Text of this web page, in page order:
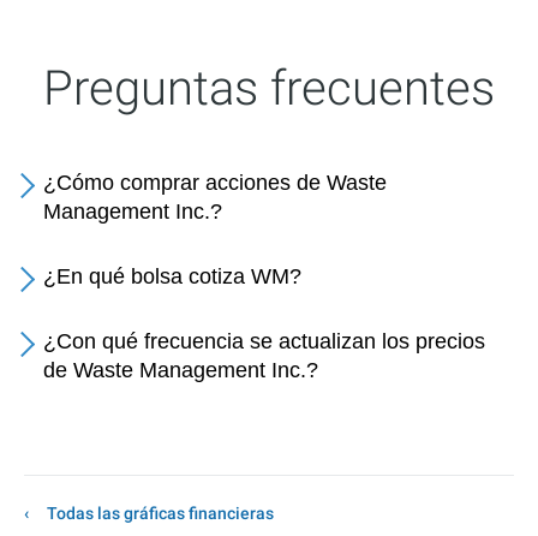
Preguntas frecuentes
¿Cómo comprar acciones de Waste
Management Inc.?
¿En qué bolsa cotiza WM?
¿Con qué frecuencia se actualizan los precios
de Waste Management Inc.?
Todas las gráficas financieras